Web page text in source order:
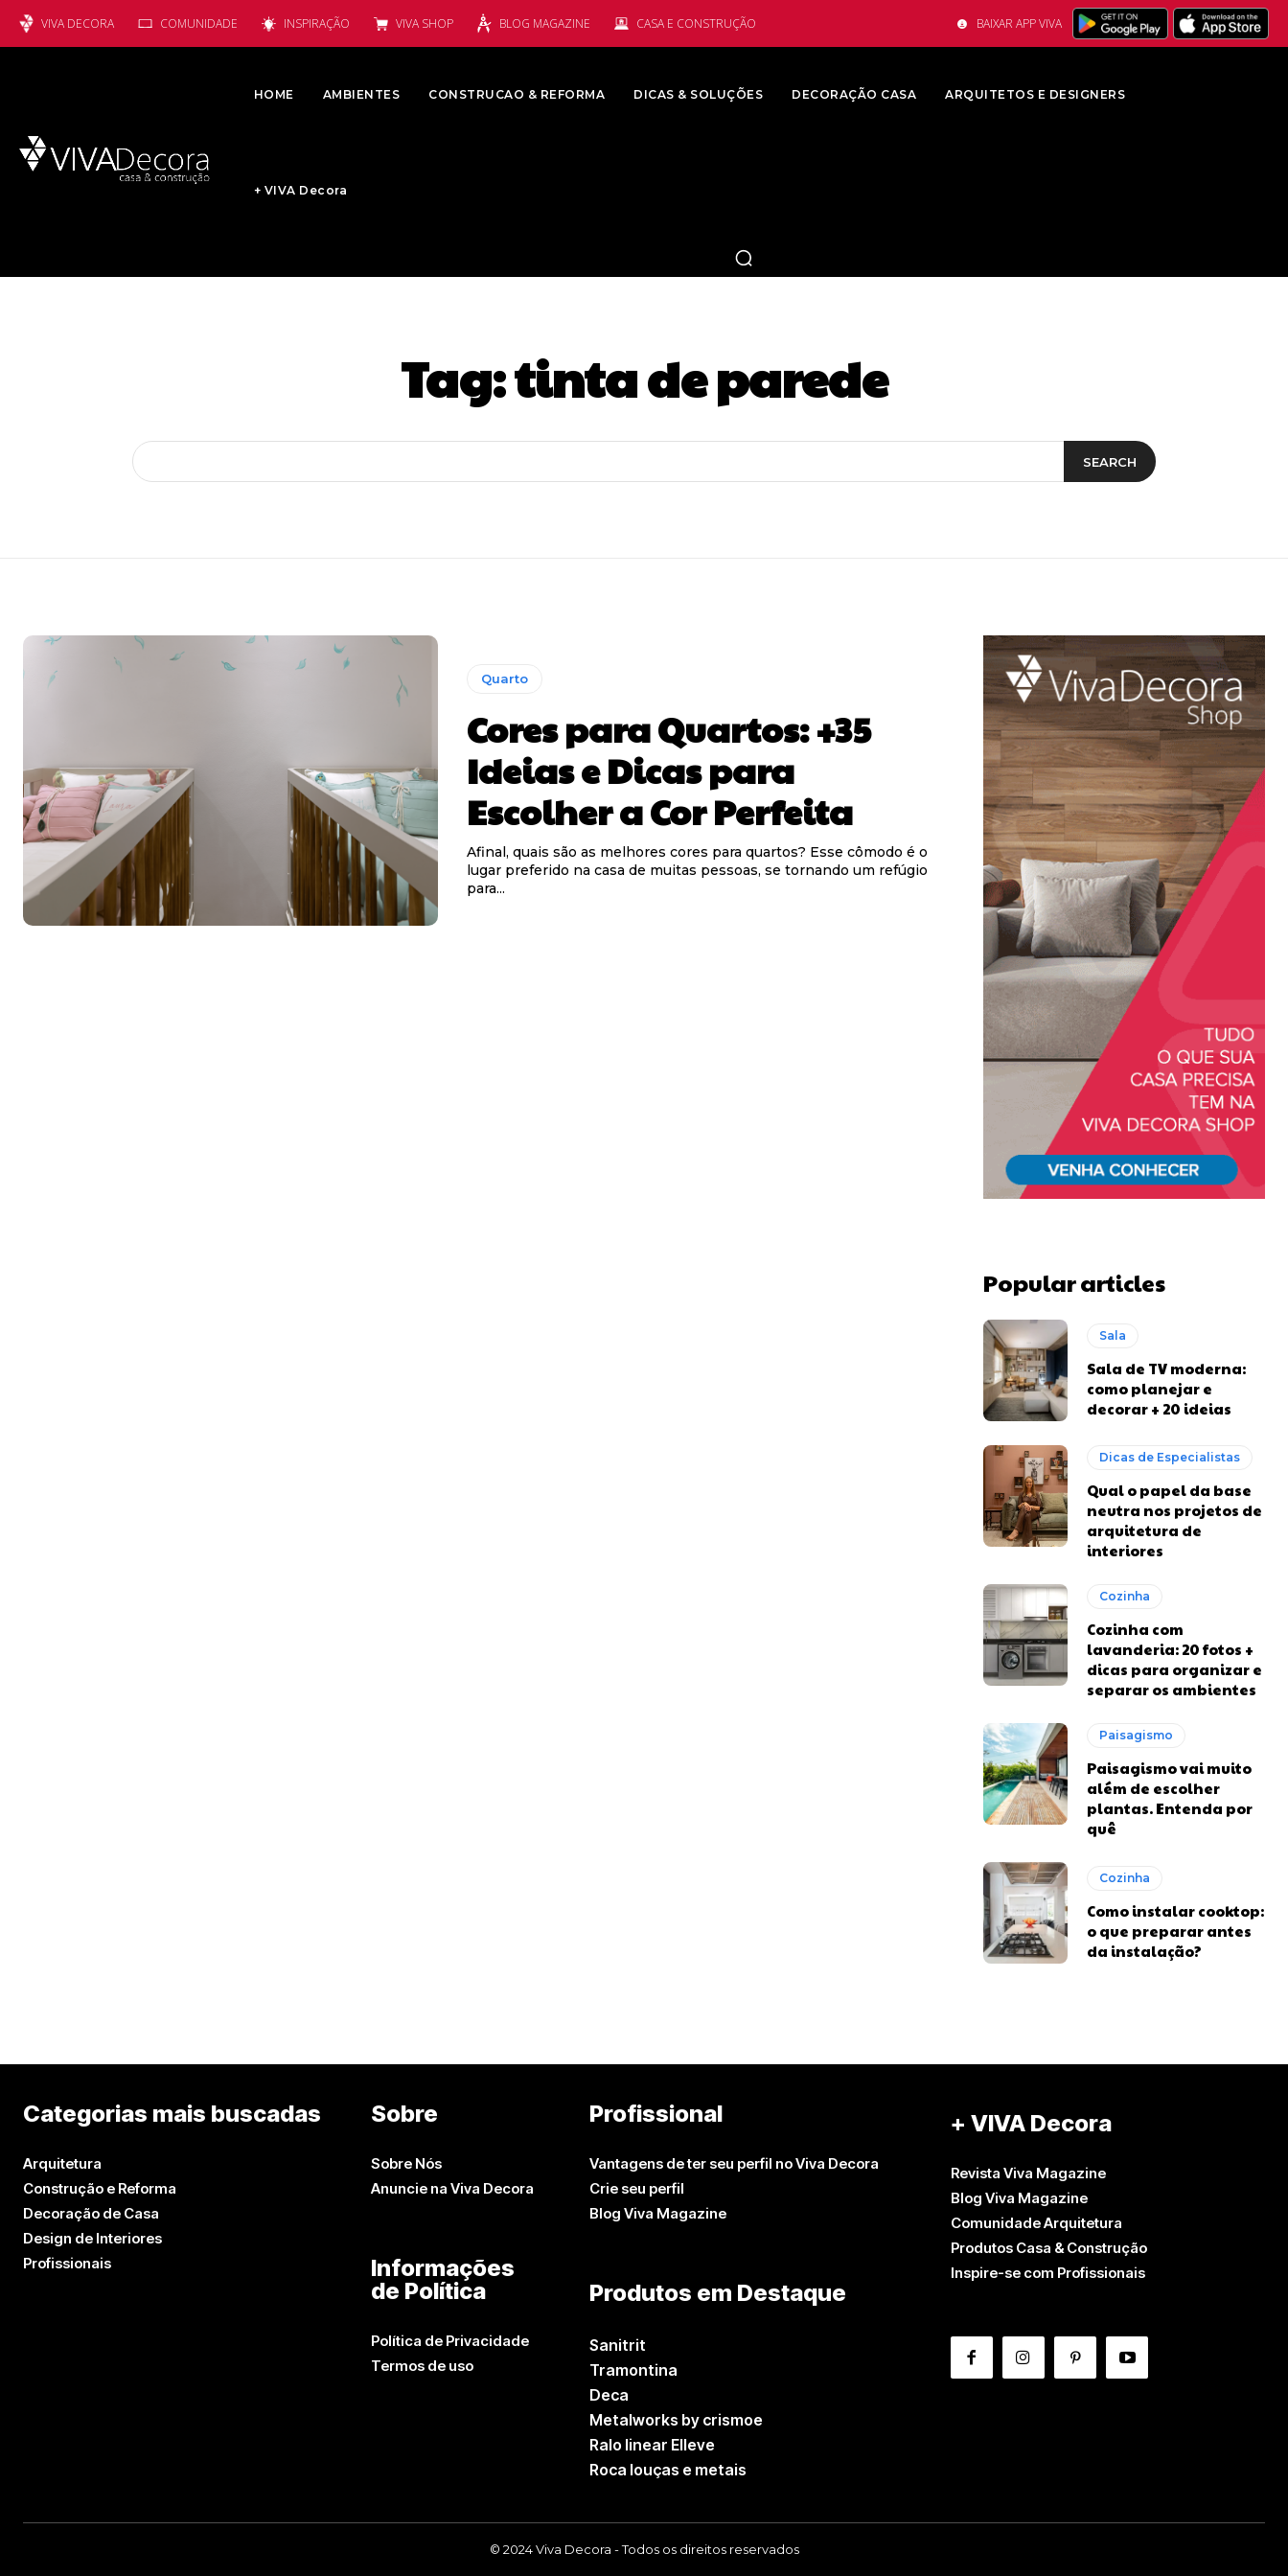
VIVA DECORA COMUNIDADE INSPIRAÇÃO VIVA SHOP BLOG MAGAZINE CASA E CONSTRUÇÃO BAIXAR APP VIVA
HOME AMBIENTES CONSTRUCAO & REFORMA DICAS & SOLUÇÕES DECORAÇÃO CASA ARQUITETOS E DESIGNERS
+ VIVA Decora
Tag:tinta de parede
SEARCH
Quarto
Cores para Quartos: +35
Ideias e Dicas para
Escolher a Cor Perfeita
Afinal, quais são as melhores cores para quartos? Esse cômodo é o
lugar preferido na casa de muitas pessoas, se tornando um refúgio
para...
Popular articles
Sala
Sala de TV moderna:
como planejar e
decorar + 20 ideias
Dicas de Especialistas
Qual o papel da base
neutra nos projetos de
arquitetura de
interiores
Cozinha
Cozinha com
lavanderia: 20 fotos +
dicas para organizar e
separar os ambientes
Paisagismo
Paisagismo vai muito
além de escolher
plantas. Entenda por
quê
Cozinha
Como instalar cooktop:
o que preparar antes
da instalação?
Categorias mais buscadas
Arquitetura
Construção e Reforma
Decoração de Casa
Design de Interiores
Profissionais
Sobre
Sobre Nós
Anuncie na Viva Decora
Informações
de Política
Política de Privacidade
Termos de uso
Profissional
Vantagens de ter seu perfil no Viva Decora
Crie seu perfil
Blog Viva Magazine
Produtos em Destaque
Sanitrit
Tramontina
Deca
Metalworks by crismoe
Ralo linear Elleve
Roca louças e metais
+ VIVA Decora
Revista Viva Magazine
Blog Viva Magazine
Comunidade Arquitetura
Produtos Casa & Construção
Inspire-se com Profissionais
© 2024 Viva Decora - Todos os direitos reservados